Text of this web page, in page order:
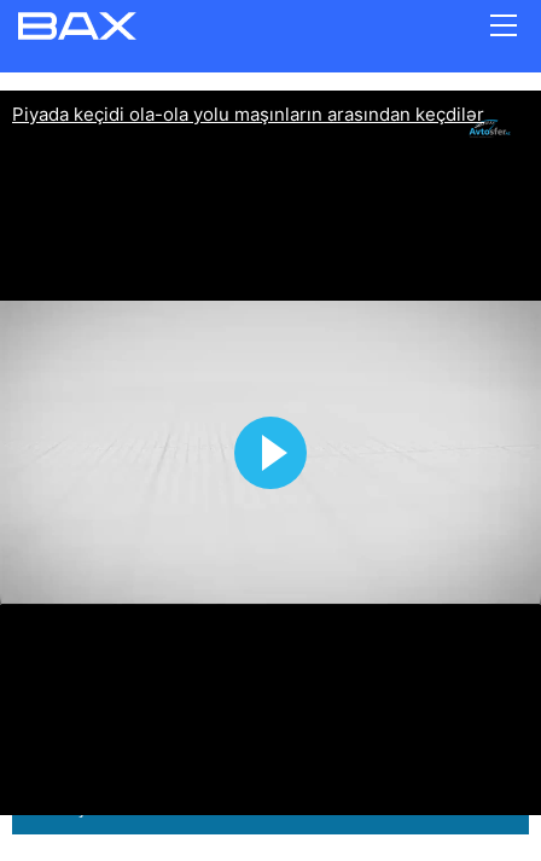
Piyada keçidi ola-ola yolu